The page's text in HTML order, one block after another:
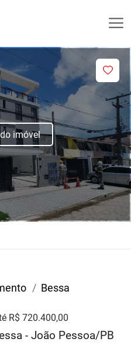
imóvel
Bessa
R$ 720.400,00
- João Pessoa/PB